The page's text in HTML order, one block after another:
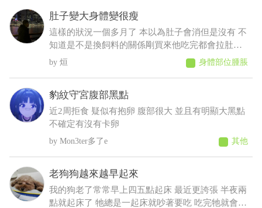
他皮膚問題?
肚子變大身體變很瘦
這樣的狀況一個多月了 本以為肚子會消但是沒有 不
知道是不是換飼料的關係剛買來他吃完都會拉肚子
後來就少量多餐就比較不會拉了以前飼料都吃很快
現在都吃很慢有時候還沒有吃完 反而人在吃的他都
現在沒長多少出來變很瘦看得到肋骨 請問醫師這是
什麼狀況????????
烜 身體部位腫脹
豹紋守宮腹部黑點
近2周拒食 疑似有抱卵 腹部很大 並且有明顯大黑點
不確定有沒有卡卵
Mon3ter多了e 其他
老狗狗越來越早起來
我的狗老了常常早上四五點起床 最近更誇張 半夜兩
點就起床了 牠總是一起床就吵著要吃 吃完牠就會乖